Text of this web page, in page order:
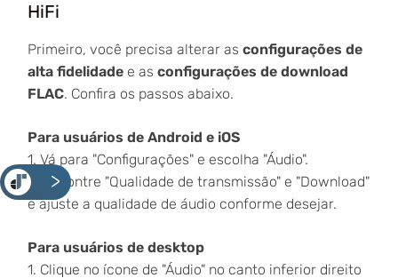
<
HiFi
Primeiro, você precisa alterar as configurações de
alta fidelidadee as configurações de download
FLAC. Confira os passos abaixo.
Para usuários de Android e iOS
1. Vá para "Configurações" e escolha "Áudio".
2. Encontre "Qualidade de transmissão" e "Download"
e ajuste a qualidade de áudio conforme desejar.
Para usuários de desktop
1. Clique no ícone de "Áudio" no canto inferior direito